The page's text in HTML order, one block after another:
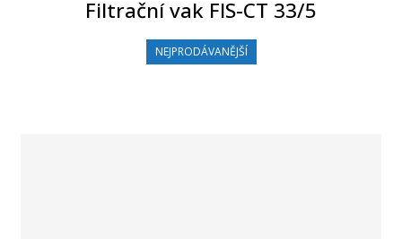
t
Filtrační vak FIS-CT 33/5
NEJPRODÁVANĚJŠÍ